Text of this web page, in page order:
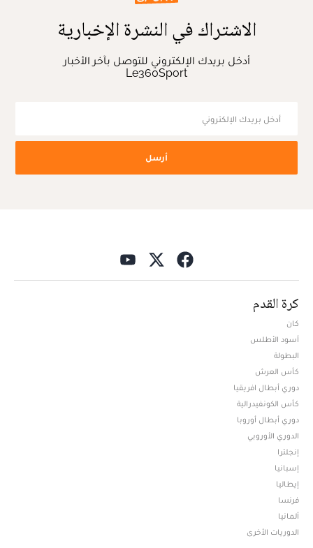
الاشتراك في النشرة الإخبارية
أدخل بريدك الإلكتروني للتوصل بآخر الأخبار
Le360Sport
أرسل
كرة القدم
كان
أسود الأطلس
البطولة
كأس العرش
دوري أبطال افريقيا
كأس الكونفيدرالية
دوري أبطال أوروبا
الدوري الأوروبي
إنجلترا
إسبانيا
إيطاليا
فرنسا
ألمانيا
الدوريات الأخرى